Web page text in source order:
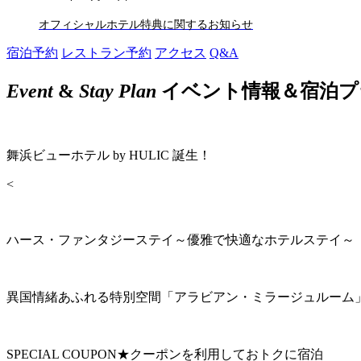
オフィシャルホテル特典に関するお知らせ
宿泊予約 レストラン予約 アクセス Q&A
Event& Stay Plan イベント情報＆宿泊
舞浜ビューホテル by HULIC 誕生！
<
ハース・ファンタジーステイ～優雅で快適なホテルステイ～
異国情緒あふれる特別空間「アラビアン・ミラージュルーム
SPECIAL COUPON★クーポンを利用しておトクに宿泊